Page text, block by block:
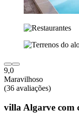
9,0
Maravilhoso
(36 avaliações)
villa Algarve com